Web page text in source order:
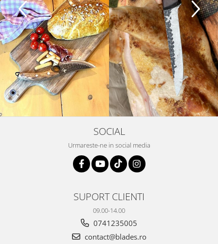
SOCIAL
Urmareste-ne in social media
SUPORT CLIENTI
09.00-14.00
0741235005
contact@blades.ro